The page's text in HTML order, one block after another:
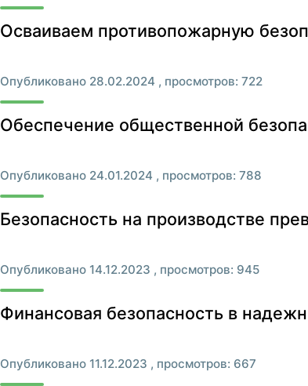
Осваиваем противопожарную
Опубликовано 28.02.2024 , просмотров: 722
Обеспечение общественной
Опубликовано 24.01.2024 , просмотров: 788
Безопасность на производстве
Опубликовано 14.12.2023 , просмотров: 945
Финансовая безопасность в
Опубликовано 11.12.2023 , просмотров: 667